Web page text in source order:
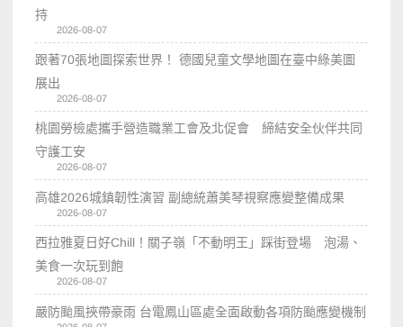
持
2026-08-07
跟著70張地圖探索世界！ 德國兒童文學地圖在臺中綠美圖
展出
2026-08-07
桃園勞檢處攜手營造職業工會及北促會 締結安全伙伴共同
守護工安
2026-08-07
高雄2026城鎮韌性演習 副總統蕭美琴視察應變整備成果
2026-08-07
西拉雅夏日好Chill！關子嶺「不動明王」踩街登場 泡湯、
美食一次玩到飽
2026-08-07
嚴防颱風挾帶豪雨 台電鳳山區處全面啟動各項防颱應變機制